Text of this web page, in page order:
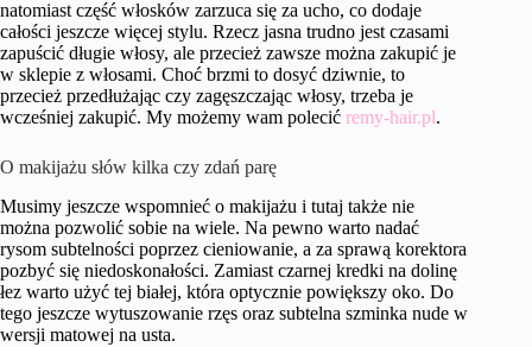
natomiast część włosków zarzuca się za ucho, co dodaje
całości jeszcze więcej stylu. Rzecz jasna trudno jest czasami
zapuścić długie włosy, ale przecież zawsze można zakupić je
w sklepie z włosami. Choć brzmi to dosyć dziwnie, to
przecież przedłużając czy zagęszczając włosy, trzeba je
wcześniej zakupić. My możemy wam polecić remy-hair.pl.
O makijażu słów kilka czy zdań parę
Musimy jeszcze wspomnieć o makijażu i tutaj także nie
można pozwolić sobie na wiele. Na pewno warto nadać
rysom subtelności poprzez cieniowanie, a za sprawą korektora
pozbyć się niedoskonałości. Zamiast czarnej kredki na dolinę
łez warto użyć tej białej, która optycznie powiększy oko. Do
tego jeszcze wytuszowanie rzęs oraz subtelna szminka nude w
wersji matowej na usta.